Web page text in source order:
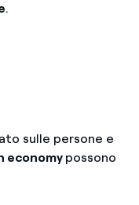
.
sulle persone e
economy possono